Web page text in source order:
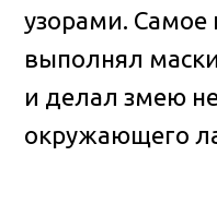
узорами. Самое
выполнял
и делал змею
окружающего